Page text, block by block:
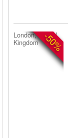
-50%
London, United
Kingdom